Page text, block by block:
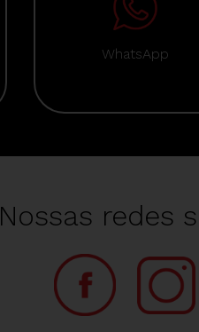
WhatsApp
Nossas redes